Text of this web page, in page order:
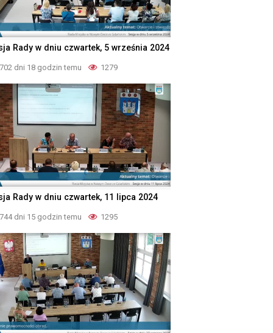
Rady w dniu czwartek, 5 września 2024
702 dni 18 godzin temu 1279
Rady w dniu czwartek, 11 lipca 2024
744 dni 15 godzin temu 1295